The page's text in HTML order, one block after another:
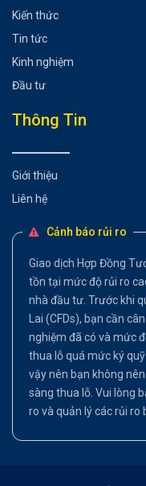
Kiến thức
Tin tức
Kinh nghiệm
Đầu tư
Thông Tin
Giới thiệu
Liên hệ
Cảnh báo rủi ro
Giao dịch Hợp Đồng
tồn tại mức độ rủi ro
nhà đầu tư. Trước khi
Lai (CFDs), bạn cần
nghiệm đã có và mức
thua lỗ quá mức ký
vậy nên bạn không
sàng thua lỗ. Vui lòng
ro và quản lý các rủi ro